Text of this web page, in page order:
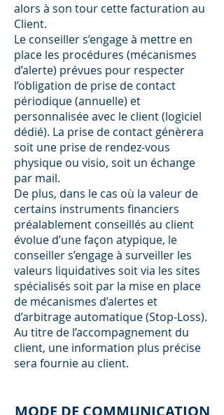
alors à son tour cette facturation au
Client.
Le conseiller s’engage à mettre en
place les procédures (mécanismes
d’alerte) prévues pour respecter
l’obligation de prise de contact
périodique (annuelle) et
personnalisée avec le client (logiciel
dédié). La prise de contact génèrera
soit une prise de rendez-vous
physique ou visio, soit un échange
par mail.
De plus, dans le cas où la valeur de
certains instruments ﬁnanciers
préalablement conseillés au client
évolue d’une façon atypique, le
conseiller s’engage à surveiller les
valeurs liquidatives soit via les sites
spécialisés soit par la mise en place
de mécanismes d’alertes et
d’arbitrage automatique (Stop-Loss).
Au titre de l’accompagnement du
client, une information plus précise
sera fournie au client.
MODE DE COMMUNICATION